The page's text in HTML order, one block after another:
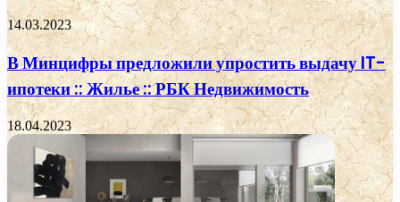
14.03.2023
В Минцифры предложили упростить выдачу IT-
ипотеки :: Жилье :: РБК Недвижимость
18.04.2023